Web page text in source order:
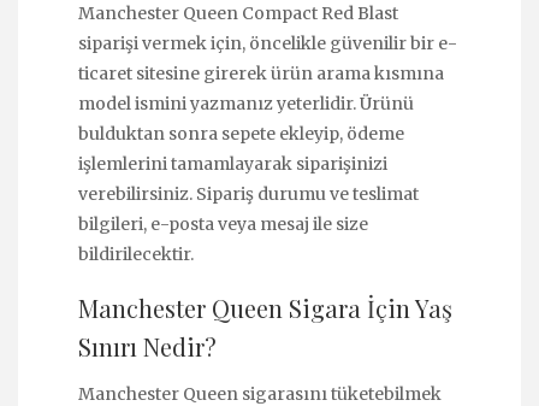
Manchester Queen Compact Red Blast
siparişi vermek için, öncelikle güvenilir bir e-
ticaret sitesine girerek ürün arama kısmına
model ismini yazmanız yeterlidir. Ürünü
bulduktan sonra sepete ekleyip, ödeme
işlemlerini tamamlayarak siparişinizi
verebilirsiniz. Sipariş durumu ve teslimat
bilgileri, e-posta veya mesaj ile size
bildirilecektir.
Manchester Queen Sigara İçin Yaş
Sınırı Nedir?
Manchester Queen sigarasını tüketebilmek